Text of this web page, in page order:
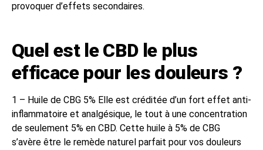
provoquer d’effets secondaires.
Quel est le CBD le plus
efficace pour les douleurs ?
1 – Huile de CBG 5% Elle est créditée d’un fort effet anti-
inflammatoire et analgésique, le tout à une concentration
de seulement 5% en CBD. Cette huile à 5% de CBG
s’avère être le remède naturel parfait pour vos douleurs